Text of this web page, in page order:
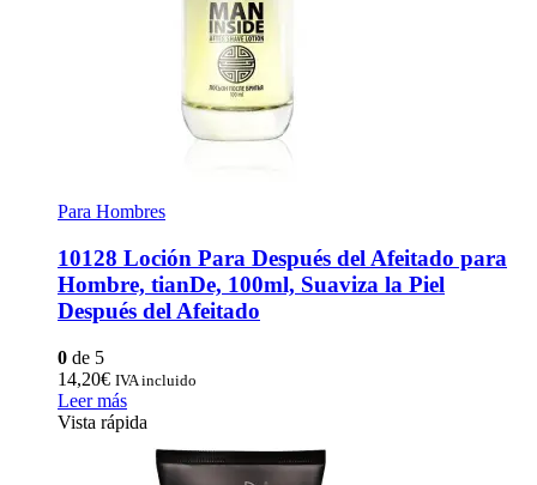
Para Hombres
10128 Loción Para Después del Afeitado para
Hombre, tianDe, 100ml, Suaviza la Piel
Después del Afeitado
0 de 5
14,20€ IVA incluido
Leer más
Vista rápida